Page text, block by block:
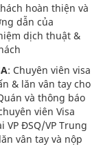
hoàn thiện và
dẫn của
dịch thuật &
: Chuyên viên visa
& lăn vân tay cho
và thông báo
viên Visa
VP ĐSQ/VP Trung
vân tay và nộp